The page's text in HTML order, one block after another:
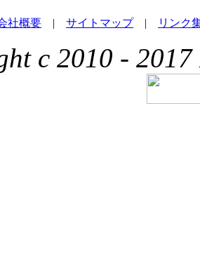
社概要 | サイトマップ| リンク
c 2010 - 2017